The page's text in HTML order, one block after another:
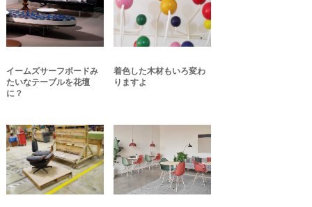
イームズサーフボードみ
たいなテーブルを花壇
に？
着色した木材もいろ変わ
りますよ